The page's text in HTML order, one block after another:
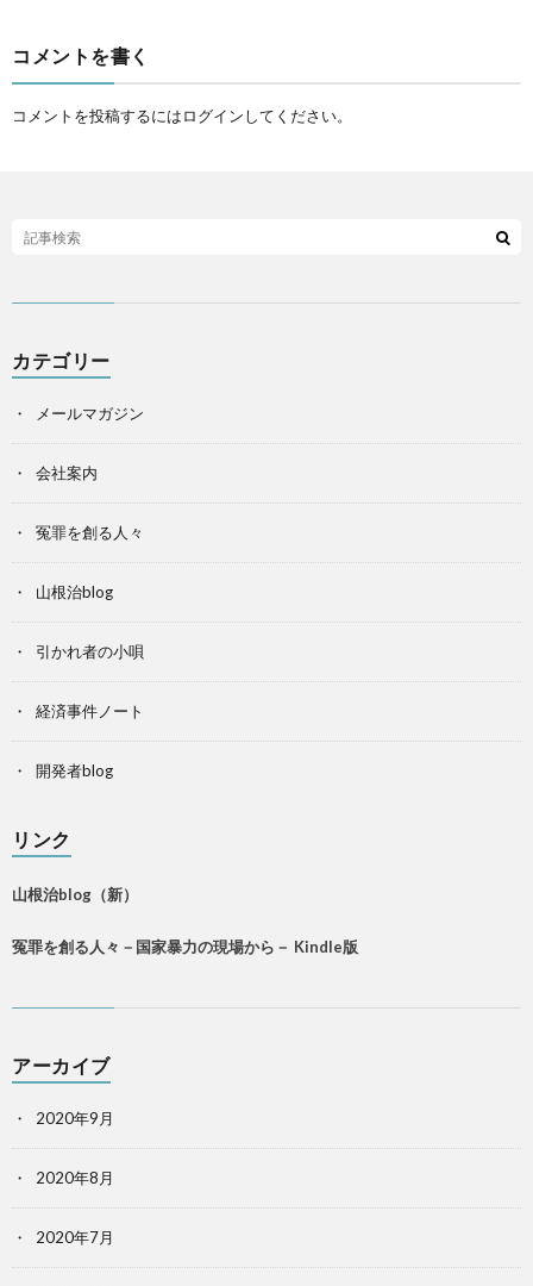
コメントを書く
コメントを投稿するにはログインしてください。
カテゴリー
メールマガジン
会社案内
冤罪を創る人々
山根治blog
引かれ者の小唄
経済事件ノート
開発者blog
リンク
山根治blog（新）
冤罪を創る人々－国家暴力の現場から－ Kindle版
アーカイブ
2020年9月
2020年8月
2020年7月